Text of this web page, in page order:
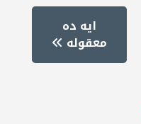
ايه ده
معقوله